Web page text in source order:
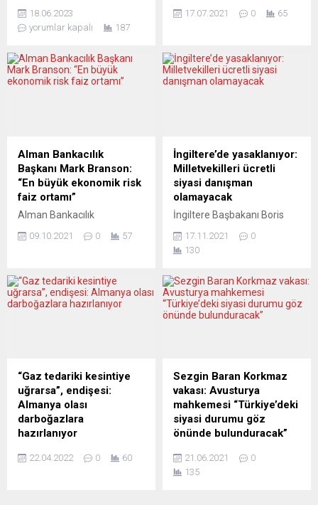
sıkıntılar devam ediyor. Peki
sıkıntıların nedeni ne, çözüm
ülkelerine Türkiye
vatandaşlarının girişi için
yoğunlaşırken, seçimlerin
ardından başvuru sayısının
artması...
18.06.2023
yorumlar kapalı
187
İngiltere Sağlık Bakanı Javid,
Covid-19 test sonucum
pozitif çıktı. PCR sonucumu
henüz Covid-19 aşılarını
yaptırmayanlara, aşı
olmaları çağrısında
bulundu....
17.07.2021 0 65
Alman Bankacılık
Başkanı Mark Branson:
“En büyük ekonomik risk
faiz ortamı”
Alman Bankacılık
Kurumu’nun (BaFin) yeni
ortamı ve etkileri olduğunu
belirterek, finansal
Branson, Alman ekonomi
gazetesi Handelsblatt’a
verdiği röportajda,
piyasalardaki balonlar
konusunda uyardı. İsviçreli
yatırım bankası...
09.10.2021 0 57
İngiltere’de yasaklanıyor:
Milletvekilleri ücretli
siyasi danışman
olamayacak
İngiltere Başbakanı Boris
Muhafazakâr Partiye
yönelik tepkilerin ardından
siyasi danışmanlar veya
lobiciler olarak görev
almasını yasaklayan yasa
yazdığı mektupta, yasa
önerisinin ayrıntılarına yer
verdi. Mektupta Johnson,
“kendi seçmenlerine karşı
görevlerini ihmal eden ve
17.11.2021
0
130
“Gaz tedariki kesintiye
uğrarsa”, endişesi:
Almanya olası
darboğazlara
hazırlanıyor
piyasası düzenleyici
22.04.2022 0 60
Sezgin Baran Korkmaz
vakası: Avusturya
mahkemesi “Türkiye’deki
siyasi durumu göz
önünde bulunduracak”
talebiyle gözaltına alınan
Sezgin Baran Korkmaz’ın
21.06.2021
0
135